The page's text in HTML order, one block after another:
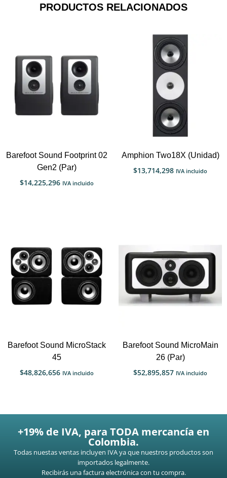
PRODUCTOS RELACIONADOS
Barefoot Sound Footprint 02
Gen2 (Par)
$14,225,296 IVA incluido
Amphion Two18X (Unidad)
$13,714,298 IVA incluido
Barefoot Sound MicroStack
45
$48,826,656 IVA incluido
Barefoot Sound MicroMain
26 (Par)
$52,895,857 IVA incluido
+19% de IVA, para TODA mercancía en
Colombia.
Todas nuestas ventas incluyen IVA ya que nuestros productos son
importados legalmente.
Recibirás una factura electrónica con tu compra.